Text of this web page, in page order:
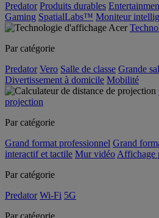
Predator Produits durables
Gaming SpatialLabs™ Moniteur
Par catégorie
Predator Vero Salle de classe Grande
Divertissement à domicile Mobilité
projection
Par catégorie
Grand format professionnel Grand
interactif et tactile Mur vidéo Affichage
Par catégorie
Predator Wi-Fi 5G
Par catégorie